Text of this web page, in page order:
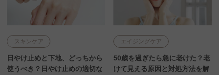
スキンケア
日やけ止めと下地、どっちから
使うべき？日やけ止めの適切な
エイジングケア
50歳を過ぎたら急に老けた？老
けて見える原因と対処方法を解